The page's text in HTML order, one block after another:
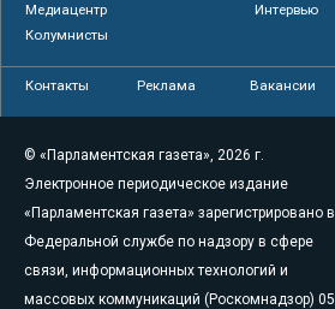
Медиацентр
Интервью
Колумнисты
Контакты Реклама Вакансии
© «Парламентская газета», 2026 г.
Электронное периодическое издание
«Парламентская газета» зарегистрировано в
Федеральной службе по надзору в сфере
связи, информационных технологий и
массовых коммуникаций (Роскомнадзор) 05